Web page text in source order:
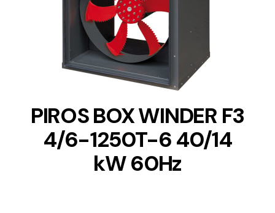
DETAILS
PIROS BOX WINDER F3
4/6-1250T-6 40/14
kW 60Hz